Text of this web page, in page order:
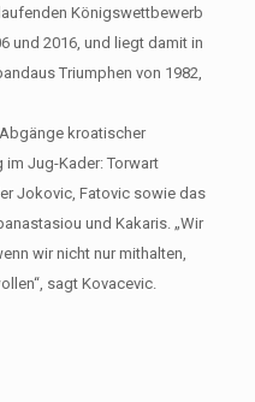
Königswettbewerb
und 2016, und liegt damit in
Triumphen von 1982,
kroatischer
Jug-Kader: Torwart
Jokovic, Fatovic sowie das
und Kakaris. „Wir
wir nicht nur mithalten,
sagt Kovacevic.